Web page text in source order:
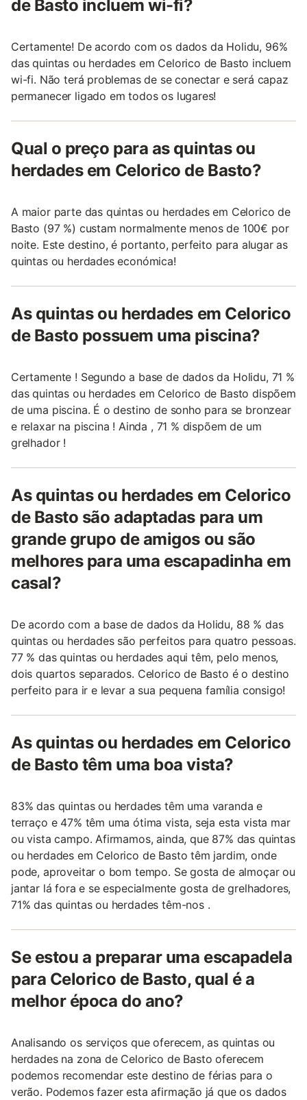
de Basto incluem wi-fi?
Certamente! De acordo com os dados da Holidu, 96%
das quintas ou herdades em Celorico de Basto incluem
wi-fi. Não terá problemas de se conectar e será capaz
permanecer ligado em todos os lugares!
Qual o preço para as quintas ou
herdades em Celorico de Basto?
A maior parte das quintas ou herdades em Celorico de
Basto (97 %) custam normalmente menos de 100€ por
noite. Este destino, é portanto, perfeito para alugar as
quintas ou herdades económica!
As quintas ou herdades em Celorico
de Basto possuem uma piscina?
Certamente ! Segundo a base de dados da Holidu, 71 %
das quintas ou herdades em Celorico de Basto dispõem
de uma piscina. É o destino de sonho para se bronzear
e relaxar na piscina ! Ainda , 71 % dispõem de um
grelhador !
As quintas ou herdades em Celorico
de Basto são adaptadas para um
grande grupo de amigos ou são
melhores para uma escapadinha em
casal?
De acordo com a base de dados da Holidu, 88 % das
quintas ou herdades são perfeitos para quatro pessoas.
77 % das quintas ou herdades aqui têm, pelo menos,
dois quartos separados. Celorico de Basto é o destino
perfeito para ir e levar a sua pequena família consigo!
As quintas ou herdades em Celorico
de Basto têm uma boa vista?
83% das quintas ou herdades têm uma varanda e
terraço e 47% têm uma ótima vista, seja esta vista mar
ou vista campo. Afirmamos, ainda, que 87% das quintas
ou herdades em Celorico de Basto têm jardim, onde
pode, aproveitar o bom tempo. Se gosta de almoçar ou
jantar lá fora e se especialmente gosta de grelhadores,
71% das quintas ou herdades têm-nos .
Se estou a preparar uma escapadela
para Celorico de Basto, qual é a
melhor época do ano?
Analisando os serviços que oferecem, as quintas ou
herdades na zona de Celorico de Basto oferecem
podemos recomendar este destino de férias para o
verão. Podemos fazer esta afirmação já que os dados